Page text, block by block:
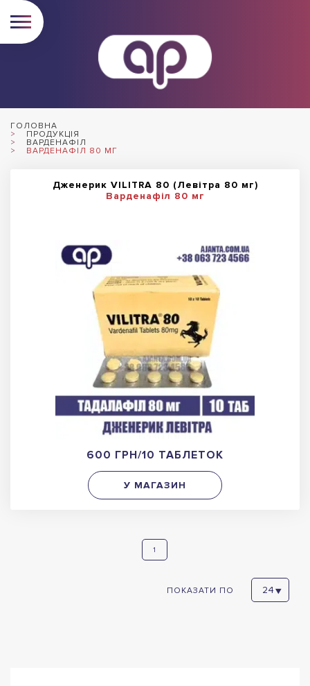
ГОЛОВНА
ПРОДУКЦІЯ
ВАРДЕНАФІЛ
ВАРДЕНАФІЛ 80 МГ
Дженерик VILITRA 80 (Левітра 80 мг)
Варденафіл 80 мг
600 ГРН/10 ТАБЛЕТОК
У МАГАЗИН
1
ПОКАЗАТИ ПО